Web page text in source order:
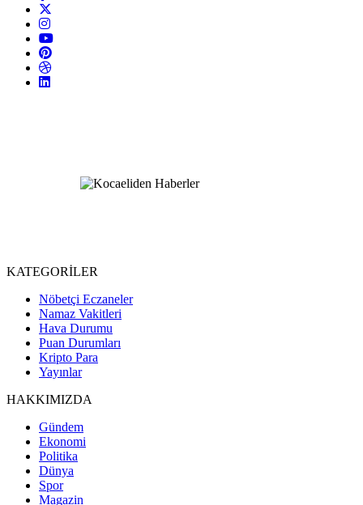
KATEGORİLER
Nöbetçi Eczaneler
Namaz Vakitleri
Hava Durumu
Puan Durumları
Kripto Para
Yayınlar
HAKKIMIZDA
Gündem
Ekonomi
Politika
Dünya
Spor
Magazin